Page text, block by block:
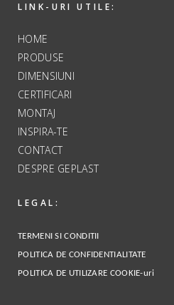
LINK-URI UTILE:
HOME
PRODUSE
DIMENSIUNI
CERTIFICARI
MONTAJ
INSPIRA-TE
CONTACT
DESPRE GEPLAST
LEGAL:
TERMENI SI CONDITII
POLITICA DE CONFIDENTIALITATE
POLITICA DE UTILIZARE COOKIE-uri